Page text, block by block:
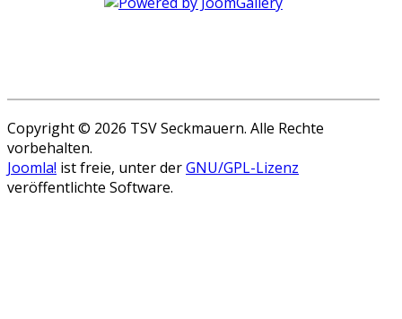
Copyright © 2026 TSV Seckmauern. Alle Rechte
vorbehalten.
Joomla! ist freie, unter derGNU/GPL-Lizenz
veröffentlichte Software.